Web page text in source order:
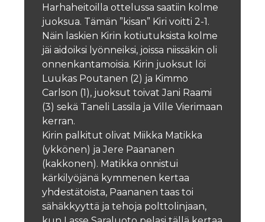
Harhaheitoilla ottelussa saatiin kolme
juoksua. Tämän ”kisan” Kiri voitti 2-1.
Näin laskien Kirin kotiutuksista kolme
jäi aidoiksi lyönneiksi, joissa niissäkin oli
onnenkantamoisia. Kirin juoksut löi
Luukas Poutanen (2) ja Kimmo
Carlson (1), juoksut toivat Jani Raami
(3) sekä Taneli Lassila ja Ville Vierimaan
kerran.
Kirin palkitut olivat Miikka Matikka
(ykkönen) ja Jere Paananen
(kakkonen). Matikka onnistui
kärkilyöjänä kymmenen kertaa
yhdestätoista, Paananen taas toi
sähäkkyyttä ja tehoja polttolinjaan,